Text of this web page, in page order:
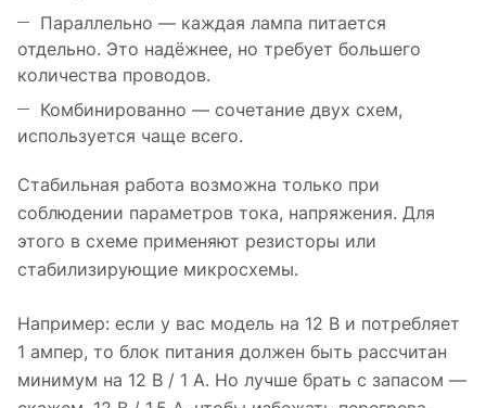
Параллельно — каждая лампа питается
отдельно. Это надёжнее, но требует большего
количества проводов.
Комбинированно — сочетание двух схем,
используется чаще всего.
Стабильная работа возможна только при
соблюдении параметров тока, напряжения. Для
этого в схеме применяют резисторы или
стабилизирующие микросхемы.
Например: если у вас модель на 12 В и потребляет
1 ампер, то блок питания должен быть рассчитан
минимум на 12 В / 1 А. Но лучше брать с запасом —